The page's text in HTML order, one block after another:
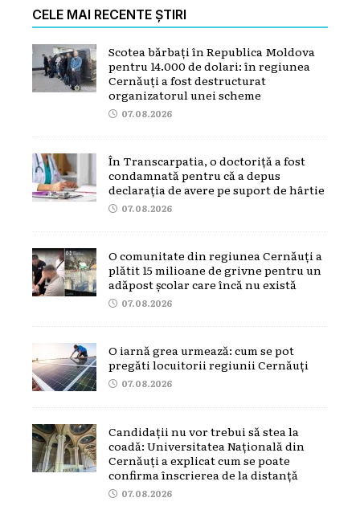
CELE MAI RECENTE ȘTIRI
Scotea bărbați în Republica Moldova
pentru 14.000 de dolari: în regiunea
Cernăuți a fost destructurat
organizatorul unei scheme
07.08.2026
În Transcarpatia, o doctoriță a fost
condamnată pentru că a depus
declarația de avere pe suport de hârtie
07.08.2026
O comunitate din regiunea Cernăuți a
plătit 15 milioane de grivne pentru un
adăpost școlar care încă nu există
07.08.2026
O iarnă grea urmează: cum se pot
pregăti locuitorii regiunii Cernăuți
07.08.2026
Candidații nu vor trebui să stea la
coadă: Universitatea Națională din
Cernăuți a explicat cum se poate
confirma înscrierea de la distanță
07.08.2026